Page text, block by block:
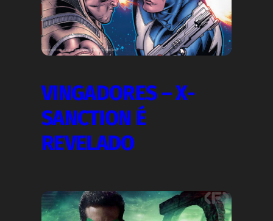
VINGADORES – X-
SANCTION É
REVELADO